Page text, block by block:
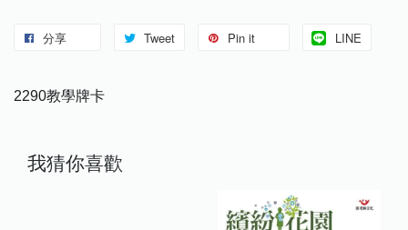
分享 Tweet Pin it LINE
2290教學牌卡
我猜你喜歡